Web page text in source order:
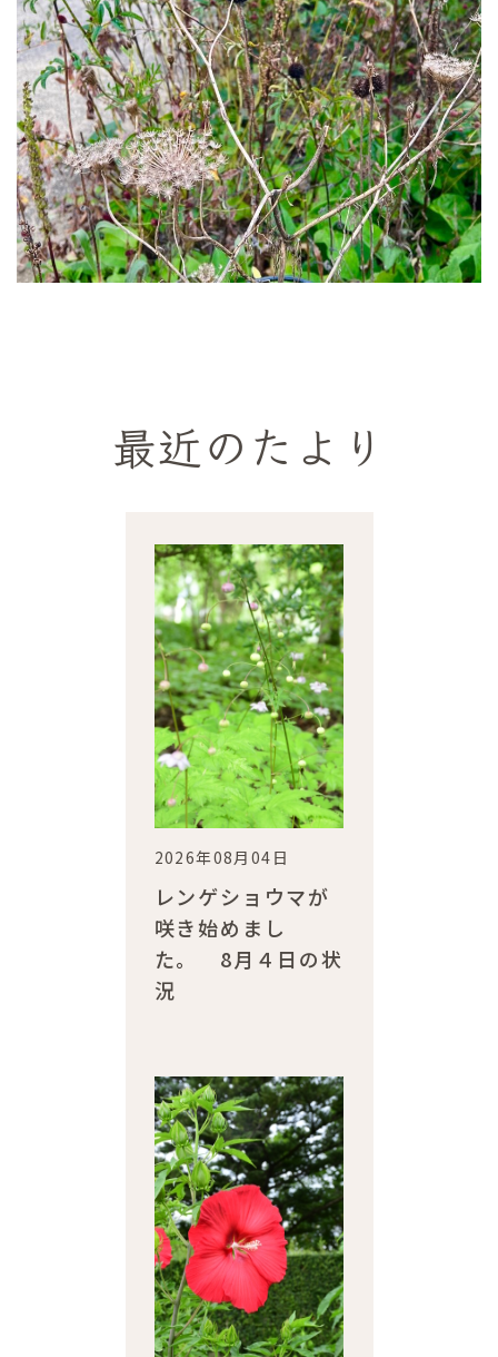
最近のたより
2026年08月04日
レンゲショウマが
咲き始めまし
た。 8月４日の状
況